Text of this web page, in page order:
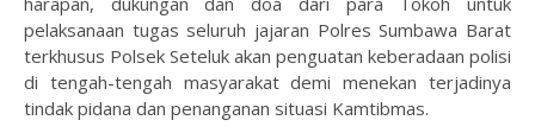
pelaksanaan tugas seluruh jajaran Polres Sumbawa Barat
terkhusus Polsek Seteluk akan penguatan keberadaan polisi
di tengah-tengah masyarakat demi menekan terjadinya
tindak pidana dan penanganan situasi Kamtibmas.